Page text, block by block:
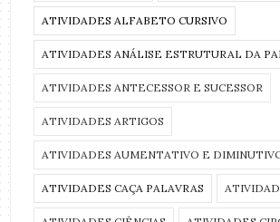
ATIVIDADES ALFABETO CURSIVO
ATIVIDADES ANÁLISE ESTRUTURAL DA
ATIVIDADES ANTECESSOR E SUCESSOR
ATIVIDADES ARTIGOS
ATIVIDADES AUMENTATIVO E
ATIVIDADES CAÇA PALAVRAS